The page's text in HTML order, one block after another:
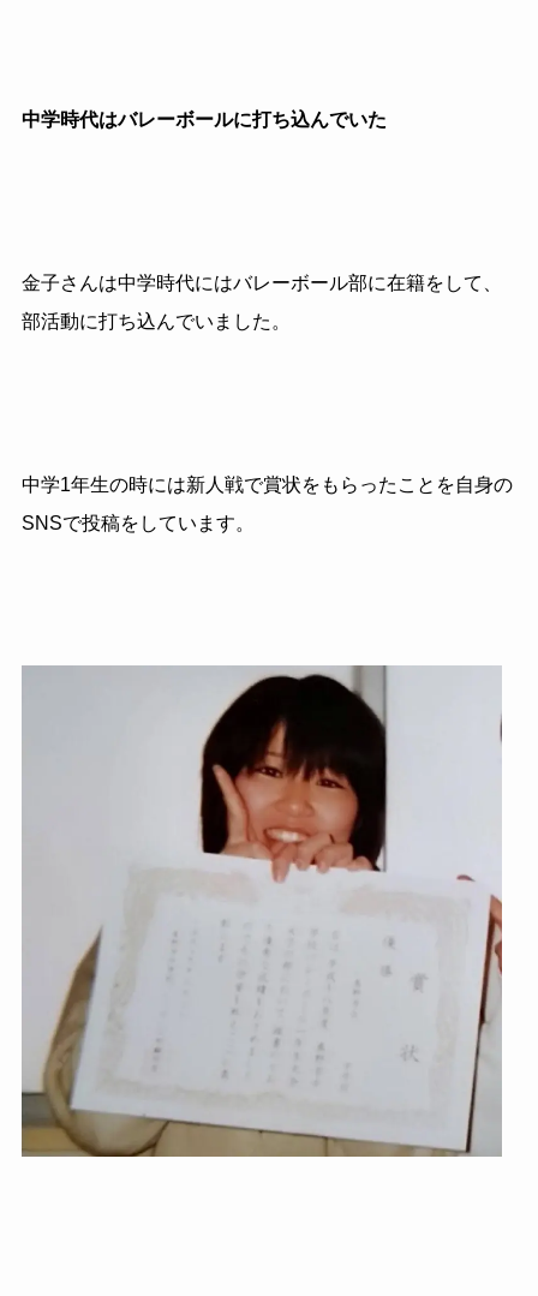
中学時代はバレーボールに打ち込んでいた
金子さんは中学時代にはバレーボール部に在籍をして、
部活動に打ち込んでいました。
中学1年生の時には新人戦で賞状をもらったことを自身の
SNSで投稿をしています。